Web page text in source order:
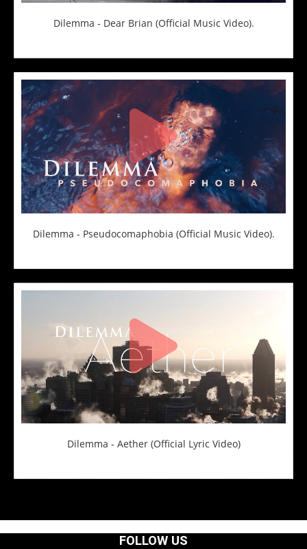
Dilemma - Dear Brian (Official Music Video).
Dilemma - Pseudocomaphobia (Official Music Video).
Dilemma - Aether (Official Lyric Video)
FOLLOW US